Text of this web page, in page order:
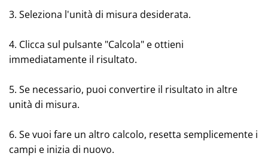
3. Seleziona l'unità di misura desiderata.
4. Clicca sul pulsante "Calcola" e ottieni
immediatamente il risultato.
5. Se necessario, puoi convertire il risultato in altre
unità di misura.
6. Se vuoi fare un altro calcolo, resetta semplicemente i
campi e inizia di nuovo.